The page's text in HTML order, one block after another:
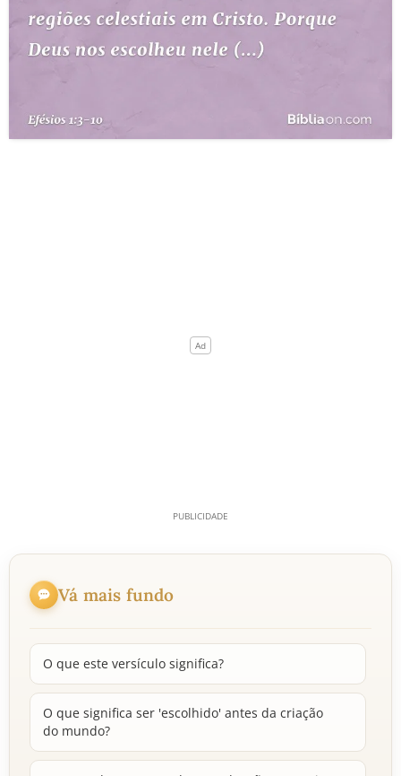
Vá mais fundo
O que este versículo significa?
O que significa ser 'escolhido' antes da criação
do mundo?